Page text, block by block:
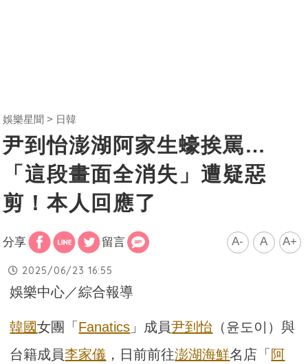
娛樂星聞 日韓
尹到怡澎湖阿家生蠔挨罵…
「這段畫面全消失」遭疑惡
剪！本人回應了
分享 留言 A- A A+
2025/06/23 16:55
娛樂中心／綜合報導
韓國女團「 Fanatics 」成員尹到怡 （윤도이）與
台籍成員李家儀 ，日前前往澎湖海鮮名店「 阿